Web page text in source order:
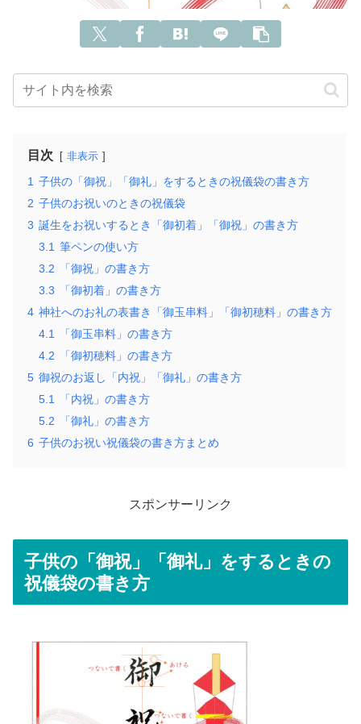
目次 非表示
1 子供の「御祝」「御礼」をするときの祝儀袋の書き方
2 子供のお祝いのときの祝儀袋
3 誕生をお祝いするとき「御初着」「御祝」の書き方
3.1 筆ペンの使い方
3.2
「御祝」の書き方
3.3
「御初着」の書き方
4 神社へのお礼の表書き「御玉串料」「御初穂料」の書き方
4.1
「御玉串料」の書き方
4.2
「御初穂料」の書き方
5 御祝のお返し「内祝」「御礼」の書き方
5.1
「内祝」の書き方
5.2
「御礼」の書き方
6 子供のお祝い祝儀袋の書き方まとめ
スポンサーリンク
子供の「御祝」「御礼」をするときの
祝儀袋の書き方